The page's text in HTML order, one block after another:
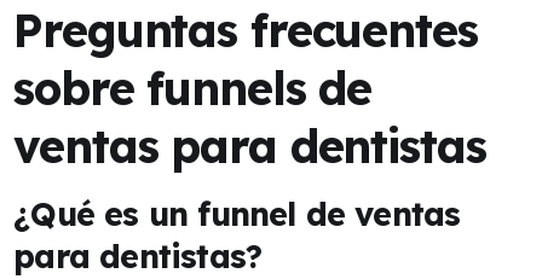
Preguntas frecuentes
sobre funnels de
ventas para dentistas
¿Qué es un funnel de ventas
para dentistas?